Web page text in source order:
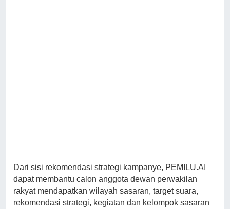
Dari sisi rekomendasi strategi kampanye, PEMILU.AI
dapat membantu calon anggota dewan perwakilan
rakyat mendapatkan wilayah sasaran, target suara,
rekomendasi strategi, kegiatan dan kelompok sasaran